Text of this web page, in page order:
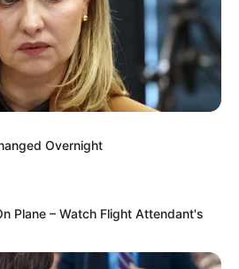
Overnight
Plane – Watch Flight Attendant's